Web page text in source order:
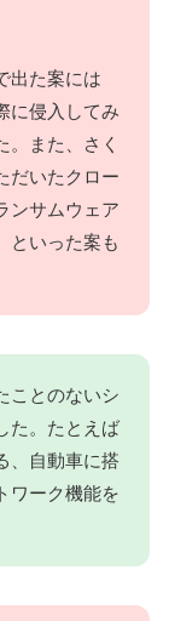
出た案には
に侵入してみ
。また、さく
だいたクロー
ンサムウェア
といった案も
ことのないシ
た。たとえば
、自動車に搭
ワーク機能を